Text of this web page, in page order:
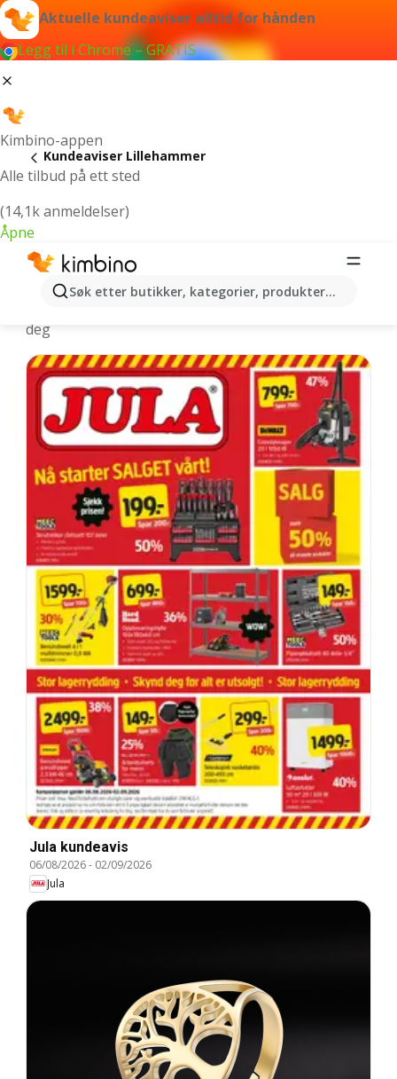
Aktuelle kundeaviser alltid for hånden
Legg til i Chrome – GRATIS
Kimbino-appen
Alle tilbud på ett sted
(14,1k anmeldelser)
Åpne
Søk etter butikker, kategorier, produkter...
Kundeaviser Lillehammer
Lillehammer - Nyeste kundeaviser
deg
Jula kundeavis
06/08/2026- 02/09/2026
Jula